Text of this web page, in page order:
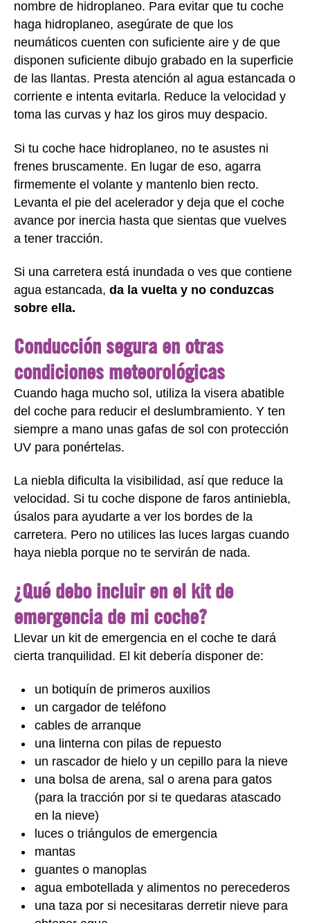
nombre de hidroplaneo. Para evitar que tu coche
haga hidroplaneo, asegúrate de que los
neumáticos cuenten con suficiente aire y de que
disponen suficiente dibujo grabado en la superficie
de las llantas. Presta atención al agua estancada o
corriente e intenta evitarla. Reduce la velocidad y
toma las curvas y haz los giros muy despacio.
Si tu coche hace hidroplaneo, no te asustes ni
frenes bruscamente. En lugar de eso, agarra
firmemente el volante y mantenlo bien recto.
Levanta el pie del acelerador y deja que el coche
avance por inercia hasta que sientas que vuelves
a tener tracción.
Si una carretera está inundada o ves que contiene
agua estancada, da la vuelta y no conduzcas
sobre ella.
Conducción segura en otras
condiciones meteorológicas
Cuando haga mucho sol, utiliza la visera abatible
del coche para reducir el deslumbramiento. Y ten
siempre a mano unas gafas de sol con protección
UV para ponértelas.
La niebla dificulta la visibilidad, así que reduce la
velocidad. Si tu coche dispone de faros antiniebla,
úsalos para ayudarte a ver los bordes de la
carretera. Pero no utilices las luces largas cuando
haya niebla porque no te servirán de nada.
¿Qué debo incluir en el kit de
emergencia de mi coche?
Llevar un kit de emergencia en el coche te dará
cierta tranquilidad. El kit debería disponer de:
un botiquín de primeros auxilios
un cargador de teléfono
cables de arranque
una linterna con pilas de repuesto
un rascador de hielo y un cepillo para la nieve
una bolsa de arena, sal o arena para gatos
(para la tracción por si te quedaras atascado
en la nieve)
luces o triángulos de emergencia
mantas
guantes o manoplas
agua embotellada y alimentos no perecederos
una taza por si necesitaras derretir nieve para